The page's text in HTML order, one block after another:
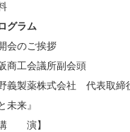
グラム
会のご挨拶
商工会議所副会頭
義製薬株式会社 代表取
未来』
講 演】